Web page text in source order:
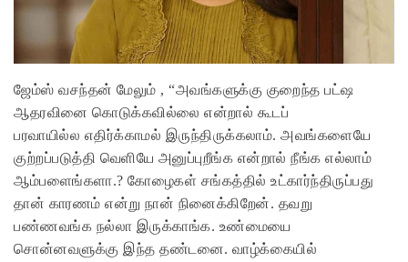
ஜேம்ஸ் வசந்தன் மேலும் , “அவங்களுக்கு குறைந்த பட்ஷ
ஆதரவினை கொடுக்கவில்லை என்றால் கூடப்
பரவாயில்ல எதிர்க்காமல் இருந்திருக்கலாம். அவங்களையே
குற்றப்படுத்தி வெளியே அனுப்புறீங்க என்றால் நீங்க எல்லாம்
ஆம்பளைங்களா.? கோழைகள் சங்கத்தில் உட்கார்ந்திருப்பது
தான் காரணம் என்று நான் நினைக்கிறேன். தவறு
பண்ணவங்க நல்லா இருக்காங்க. உண்மையை
சொன்னவளுக்கு இந்த தண்டனை. வாழ்க்கையில்